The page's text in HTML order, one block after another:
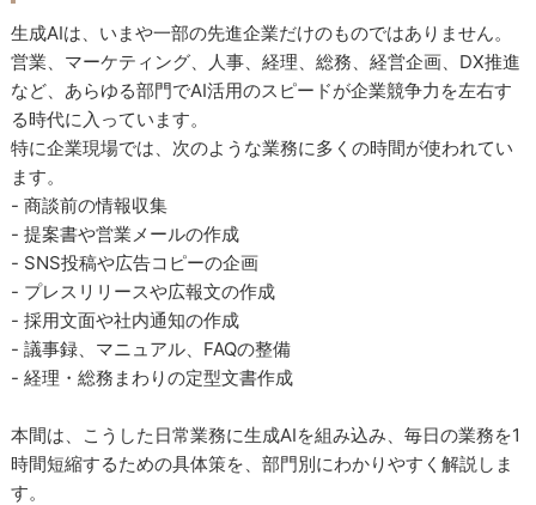
生成AIは、いまや一部の先進企業だけのものではありません。
営業、マーケティング、人事、経理、総務、経営企画、DX推進
など、あらゆる部門でAI活用のスピードが企業競争力を左右す
る時代に入っています。
特に企業現場では、次のような業務に多くの時間が使われてい
ます。
- 商談前の情報収集
- 提案書や営業メールの作成
- SNS投稿や広告コピーの企画
- プレスリリースや広報文の作成
- 採用文面や社内通知の作成
- 議事録、マニュアル、FAQの整備
- 経理・総務まわりの定型文書作成
本間は、こうした日常業務に生成AIを組み込み、毎日の業務を1
時間短縮するための具体策を、部門別にわかりやすく解説しま
す。